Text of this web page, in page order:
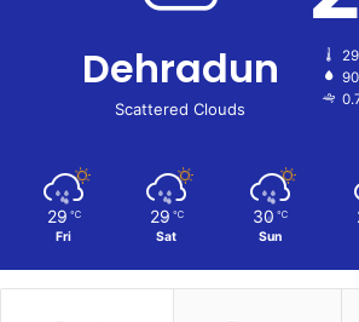
Dehradun
Scattered Clouds
29 ℃
Fri
29 ℃
Sat
30 ℃
Sun